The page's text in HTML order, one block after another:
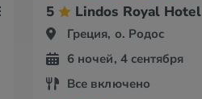
Resort & Spa
5 Lindos Royal Hotel
Греция, о. Родос
6 ночей, 4 сентября
Все включено